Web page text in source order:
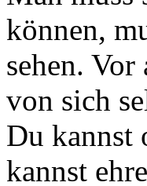
können,
sehen.
von sich
Du kannst
kannst